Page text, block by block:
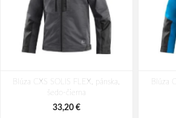
Blúza CXS SOLIS FLEX, pánska,
šedo-čierna
33,20 €
Blúza